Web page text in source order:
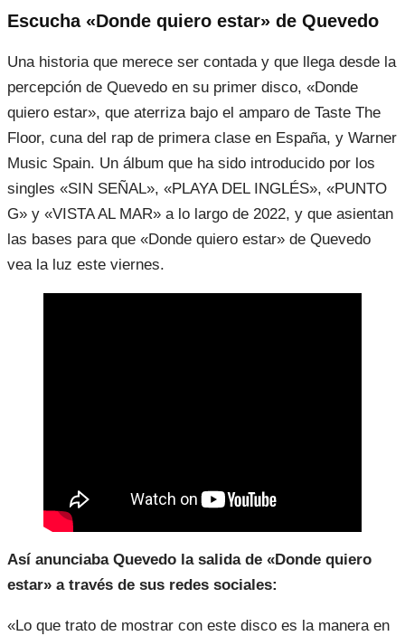
Escucha «Donde quiero estar» de Quevedo
Una historia que merece ser contada y que llega desde la
percepción de Quevedo en su primer disco, «Donde
quiero estar», que aterriza bajo el amparo de Taste The
Floor, cuna del rap de primera clase en España, y Warner
Music Spain. Un álbum que ha sido introducido por los
singles «SIN SEÑAL», «PLAYA DEL INGLÉS», «PUNTO
G» y «VISTA AL MAR» a lo largo de 2022, y que asientan
las bases para que «Donde quiero estar» de Quevedo
vea la luz este viernes.
Así anunciaba Quevedo la salida de «Donde quiero
estar» a través de sus redes sociales:
«Lo que trato de mostrar con este disco es la manera en